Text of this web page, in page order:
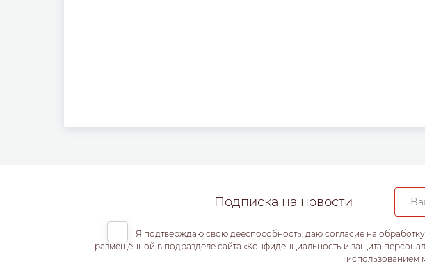
Подписка на новости
Я подтверждаю свою дееспособность, даю согласие на
размещённой в подразделе сайта «Конфиденциальность и защита
использованием